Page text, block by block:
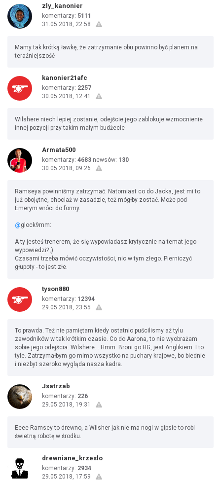
zly_kanonier
komentarzy: 5111
31.05.2018, 22:58
Mamy tak krótką ławkę, że zatrzymanie obu powinno być planem na
teraźniejszość
kanonier21afc
komentarzy: 2257
30.05.2018, 12:41
Wilshere niech lepiej zostanie, odejście jego zablokuje wzmocnienie
innej pozycji przy takim małym budżecie
Armata500
komentarzy: 4683 newsów: 130
30.05.2018, 09:26
Ramseya powinniśmy zatrzymać. Natomiast co do Jacka, jest mi to
już obojętne, chociaż w zasadzie, też mógłby zostać. Może pod
Emerym wróci do formy.
@glock9mm:
A ty jesteś trenerem, że się wypowiadasz krytycznie na temat jego
wypowiedzi? ;)
Czasami trzeba mówić oczywistości, nic w tym złego. Pierniczyć
głupoty - to jest złe.
tyson880
komentarzy: 12394
29.05.2018, 23:55
To prawda. Też nie pamiętam kiedy ostatnio puścilismy aż tylu
zawodników w tak krótkim czasie. Co do Aarona, to nie wyobrażam
sobie jego odejścia. Wilshere... Hmm. Broni go HG, jest Anglikiem. I to
tyle. Zatrzymałbym go mimo wszystko na puchary krajowe, bo biednie
i niezbyt szeroko wygląda nasza kadra.
Jsatrzab
komentarzy: 226
29.05.2018, 19:31
Eeee Ramsey to drewno, a Wilsher jak nie ma nogi w gipsie to robi
świetną robotę w środku.
drewniane_krzeslo
komentarzy: 2934
29.05.2018, 17:59